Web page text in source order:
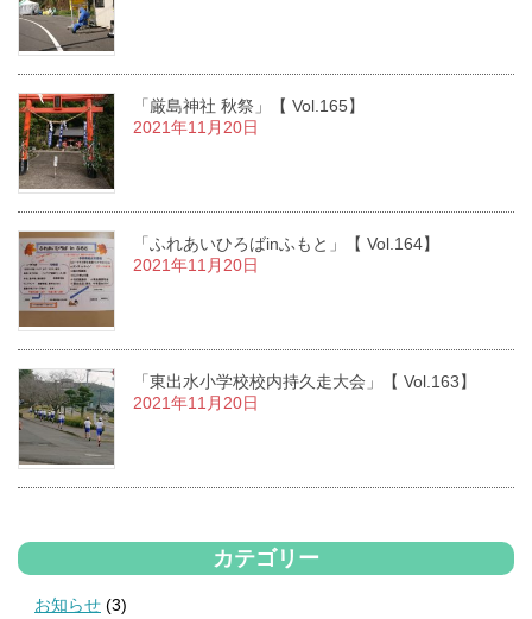
「厳島神社 秋祭」【 Vol.165】
2021年11月20日
「ふれあいひろばinふもと」【 Vol.164】
2021年11月20日
「東出水小学校校内持久走大会」【 Vol.163】
2021年11月20日
カテゴリー
お知らせ (3)